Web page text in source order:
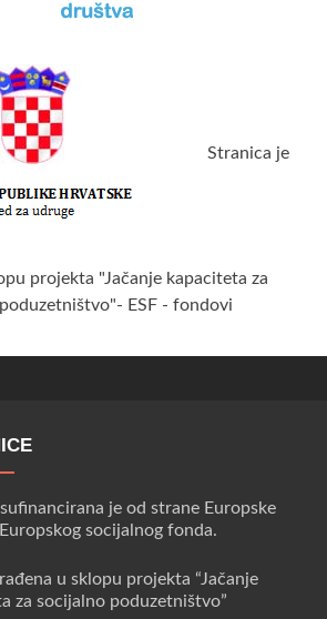
Stranica je
projekta "Jačanje kapaciteta za
ESF - fondovi
je od strane Europske
socijalnog fonda.
u sklopu projekta “Jačanje
za socijalno poduzetništvo”